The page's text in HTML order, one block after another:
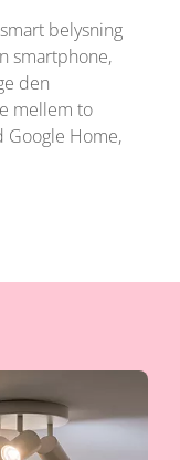
belysning
smartphone,
den
mellem to
Home,